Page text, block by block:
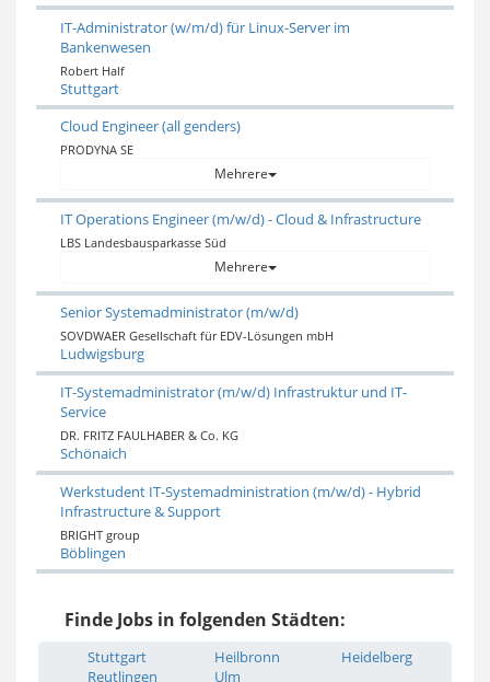
IT-Administrator (w/m/d) für Linux-Server im
Bankenwesen
Robert Half
Stuttgart
Cloud Engineer (all genders)
PRODYNA SE
Mehrere
IT Operations Engineer (m/w/d) - Cloud & Infrastructure
LBS Landesbausparkasse Süd
Mehrere
Senior Systemadministrator (m/w/d)
SOVDWAER Gesellschaft für EDV-Lösungen mbH
Ludwigsburg
IT-Systemadministrator (m/w/d) Infrastruktur und IT-
Service
DR. FRITZ FAULHABER & Co. KG
Schönaich
Werkstudent IT-Systemadministration (m/w/d) - Hybrid
Infrastructure & Support
BRIGHT group
Böblingen
Finde Jobs in folgenden Städten:
Stuttgart
Reutlingen
Heilbronn
Ulm
Heidelberg